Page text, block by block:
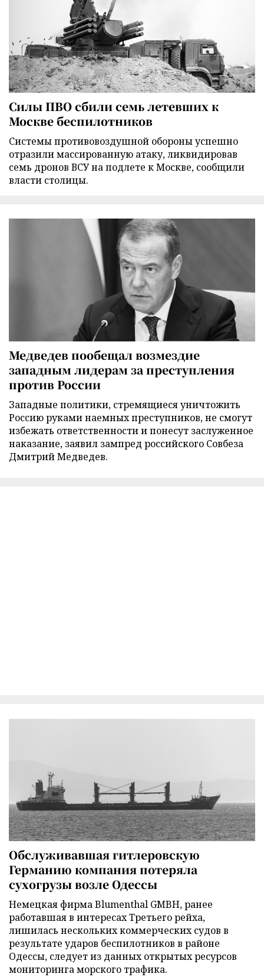
Силы ПВО сбили семь летевших к
Москве беспилотников
Cистемы противовоздушной обороны успешно
отразили массированную атаку, ликвидировав
семь дронов ВСУ на подлете к Москве, сообщили
власти столицы.
Медведев пообещал возмездие
западным лидерам за преступления
против России
Западные политики, стремящиеся уничтожить
Россию руками наемных преступников, не смогут
избежать ответственности и понесут заслуженное
наказание, заявил зампред российского Совбеза
Дмитрий Медведев.
Обслуживавшая гитлеровскую
Германию компания потеряла
сухогрузы возле Одессы
Немецкая фирма Blumenthal GMBH, ранее
работавшая в интересах Третьего рейха,
лишилась нескольких коммерческих судов в
результате ударов беспилотников в районе
Одессы, следует из данных открытых ресурсов
мониторинга морского трафика.